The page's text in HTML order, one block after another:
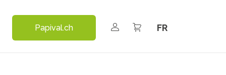
Papival.ch Select your language